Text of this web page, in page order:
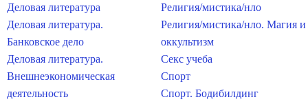
Деловая литература
Деловая литература.
Банковское дело
Деловая литература.
Внешнеэкономическая
деятельность
Религия/мистика/нло
Религия/мистика/нло. Магия и
оккультизм
Секс учеба
Спорт
Спорт. Бодибилдинг